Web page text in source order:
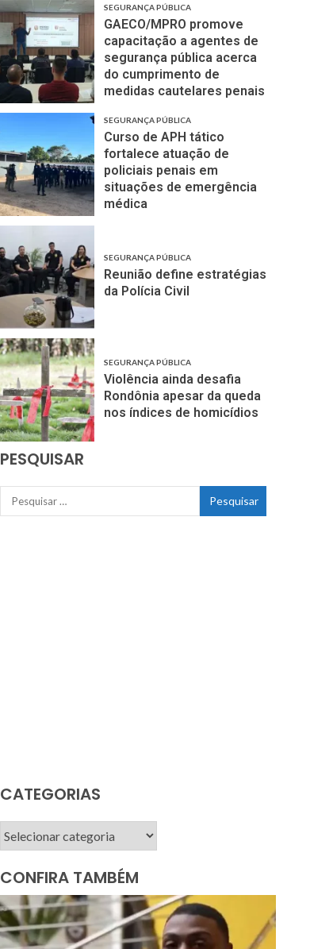
SEGURANÇA PÚBLICA
GAECO/MPRO promove
capacitação a agentes de
segurança pública acerca
do cumprimento de
medidas cautelares penais
SEGURANÇA PÚBLICA
Curso de APH tático
fortalece atuação de
policiais penais em
situações de emergência
médica
SEGURANÇA PÚBLICA
Reunião define estratégias
da Polícia Civil
SEGURANÇA PÚBLICA
Violência ainda desafia
Rondônia apesar da queda
nos índices de homicídios
PESQUISAR
CATEGORIAS
CONFIRA TAMBÉM